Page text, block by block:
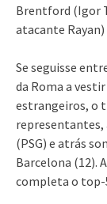
Brentford (Igor
atacante
Se seguisse
da Roma a
estrangeiros, o
representantes,
(PSG) e atrás
Barcelona (12).
completa o top-